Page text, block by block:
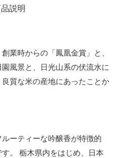
説明
業時からの「鳳凰金賞」と、
風景と、日光山系の伏流水に
質な米の産地にあったことか
ーティーな吟醸香が特徴的
。 栃木県内をはじめ、日本